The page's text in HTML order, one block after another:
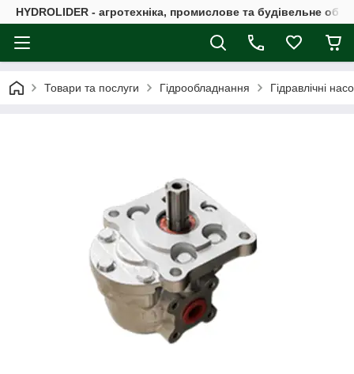
HYDROLIDER - агротехніка, промислове та будівельне
Товари та послуги Гідрообладнання Гідравлічні